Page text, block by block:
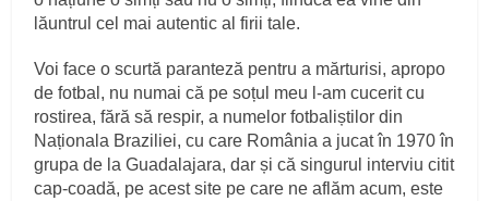
lăuntrul cel mai autentic al firii tale.
Voi face o scurtă paranteză pentru a mărturisi, apropo
de fotbal, nu numai că pe soțul meu l-am cucerit cu
rostirea, fără să respir, a numelor fotbaliștilor din
Naționala Braziliei, cu care România a jucat în 1970 în
grupa de la Guadalajara, dar și că singurul interviu citit
cap-coadă, pe acest site pe care ne aflăm acum, este